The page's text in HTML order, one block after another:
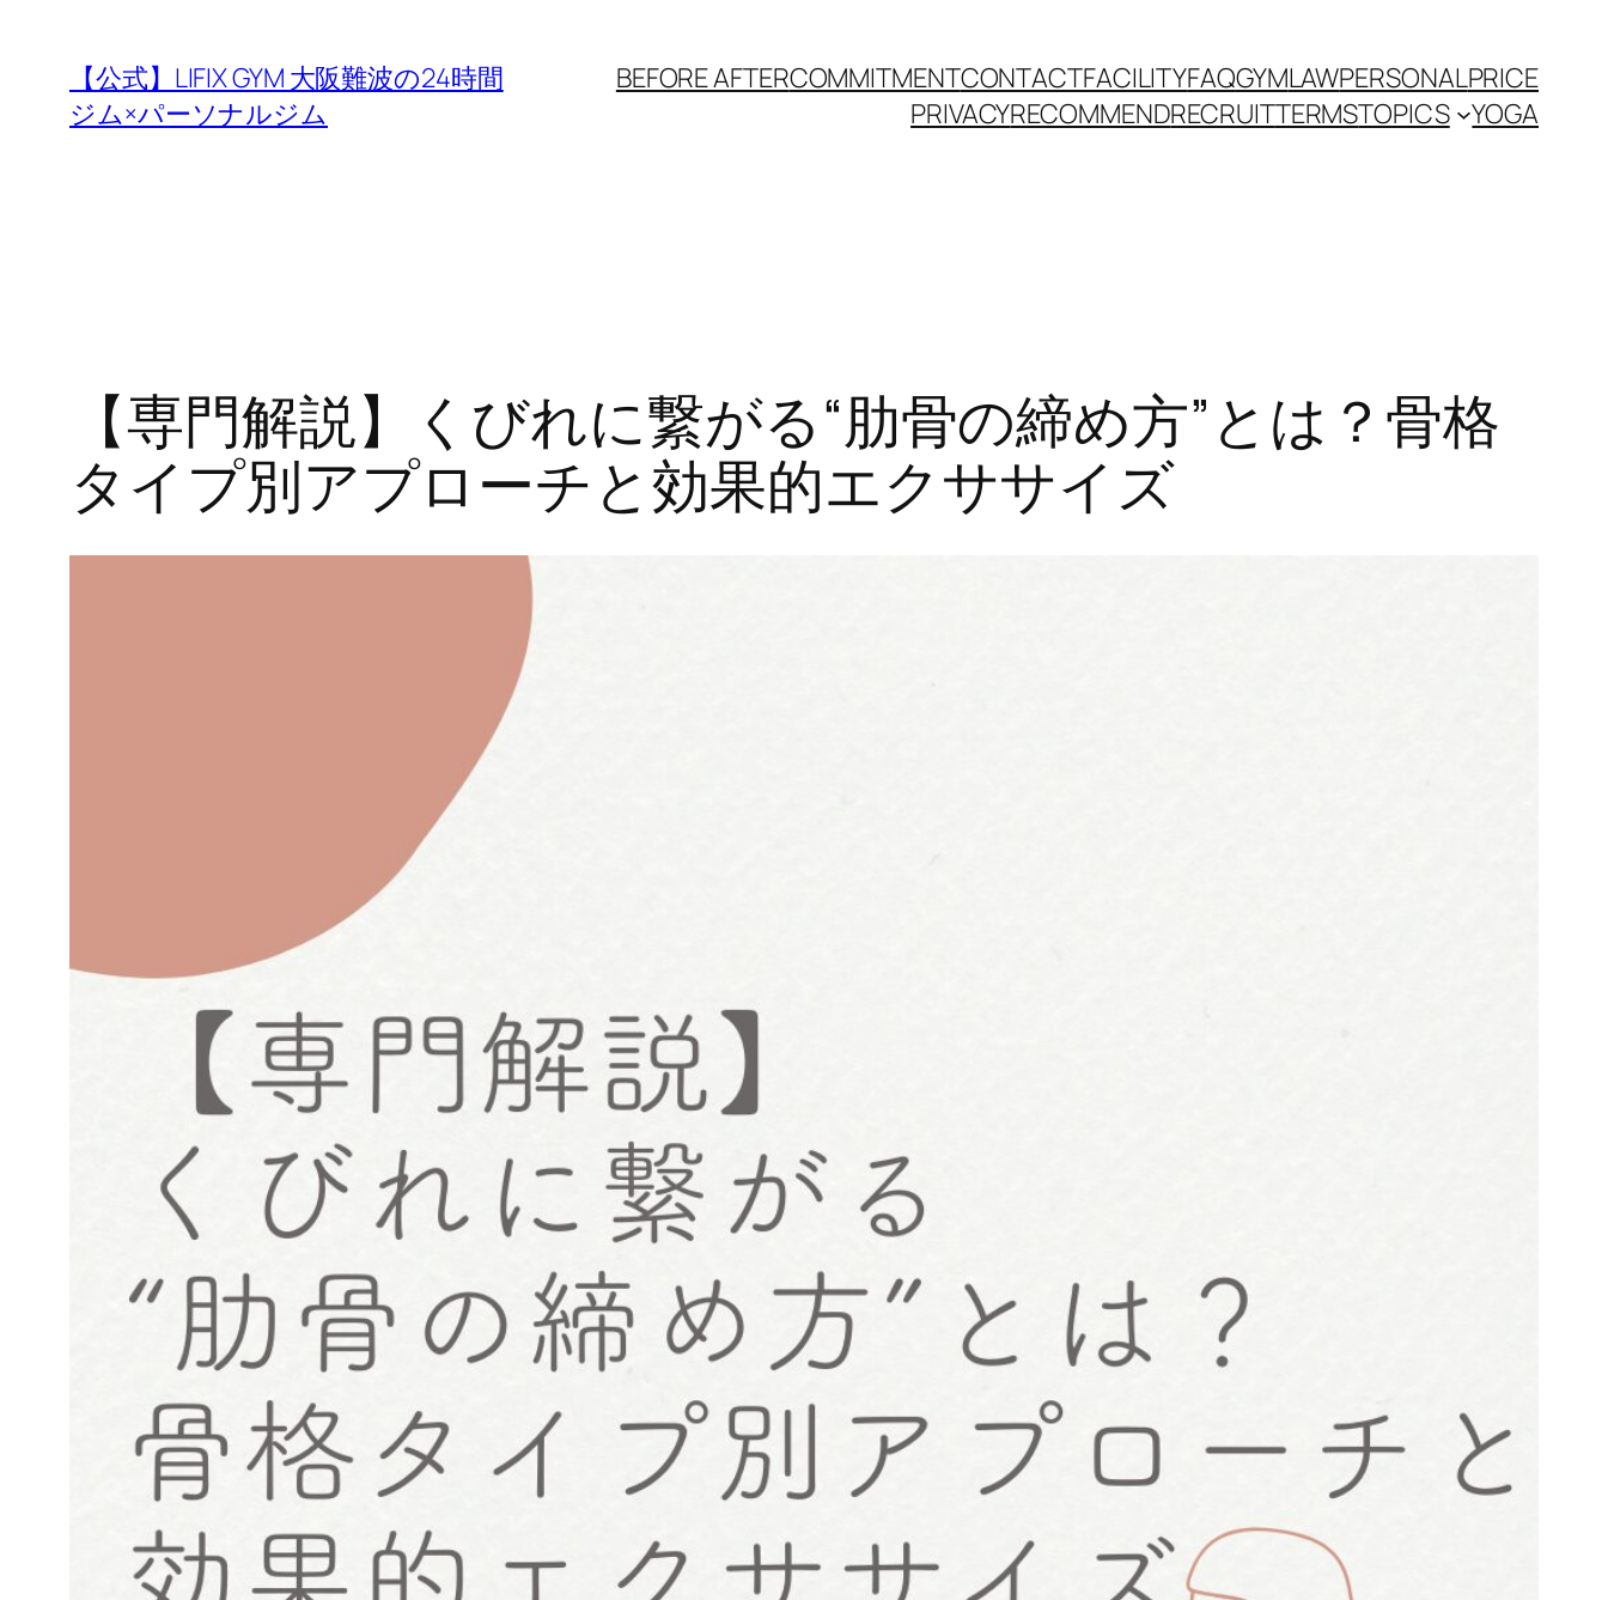
【公式】LIFIX GYM 大阪難波の24時間
ジム×パーソナルジム
BEFORE AFTERCOMMITMENTCONTACTFACILITYFAQGYMLAWPERSONALPRICE
PRIVACYRECOMMENDRECRUITTERMSTOPICS YOGA
【専門解説】くびれに繋がる“肋骨の締め方”とは？骨格
タイプ別アプローチと効果的エクササイズ